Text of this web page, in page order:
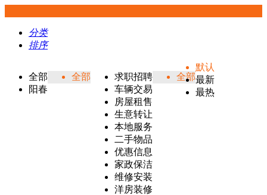
分类
排序
全部
阳春
全部
求职招聘
车辆交易
房屋租售
生意转让
本地服务
二手物品
优惠信息
家政保洁
维修安装
洋房装修
全部
默认
最新
最热